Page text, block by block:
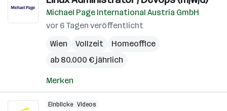
Michael Page International Austria GmbH
vor 6 Tagen veröffentlicht
Wien
Vollzeit
Homeoffice
ab 80.000 € jährlich
Merken
Einblicke Videos